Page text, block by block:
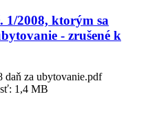
1/2008, ktorým sa
- zrušené k
za ubytovanie.pdf
1,4 MB